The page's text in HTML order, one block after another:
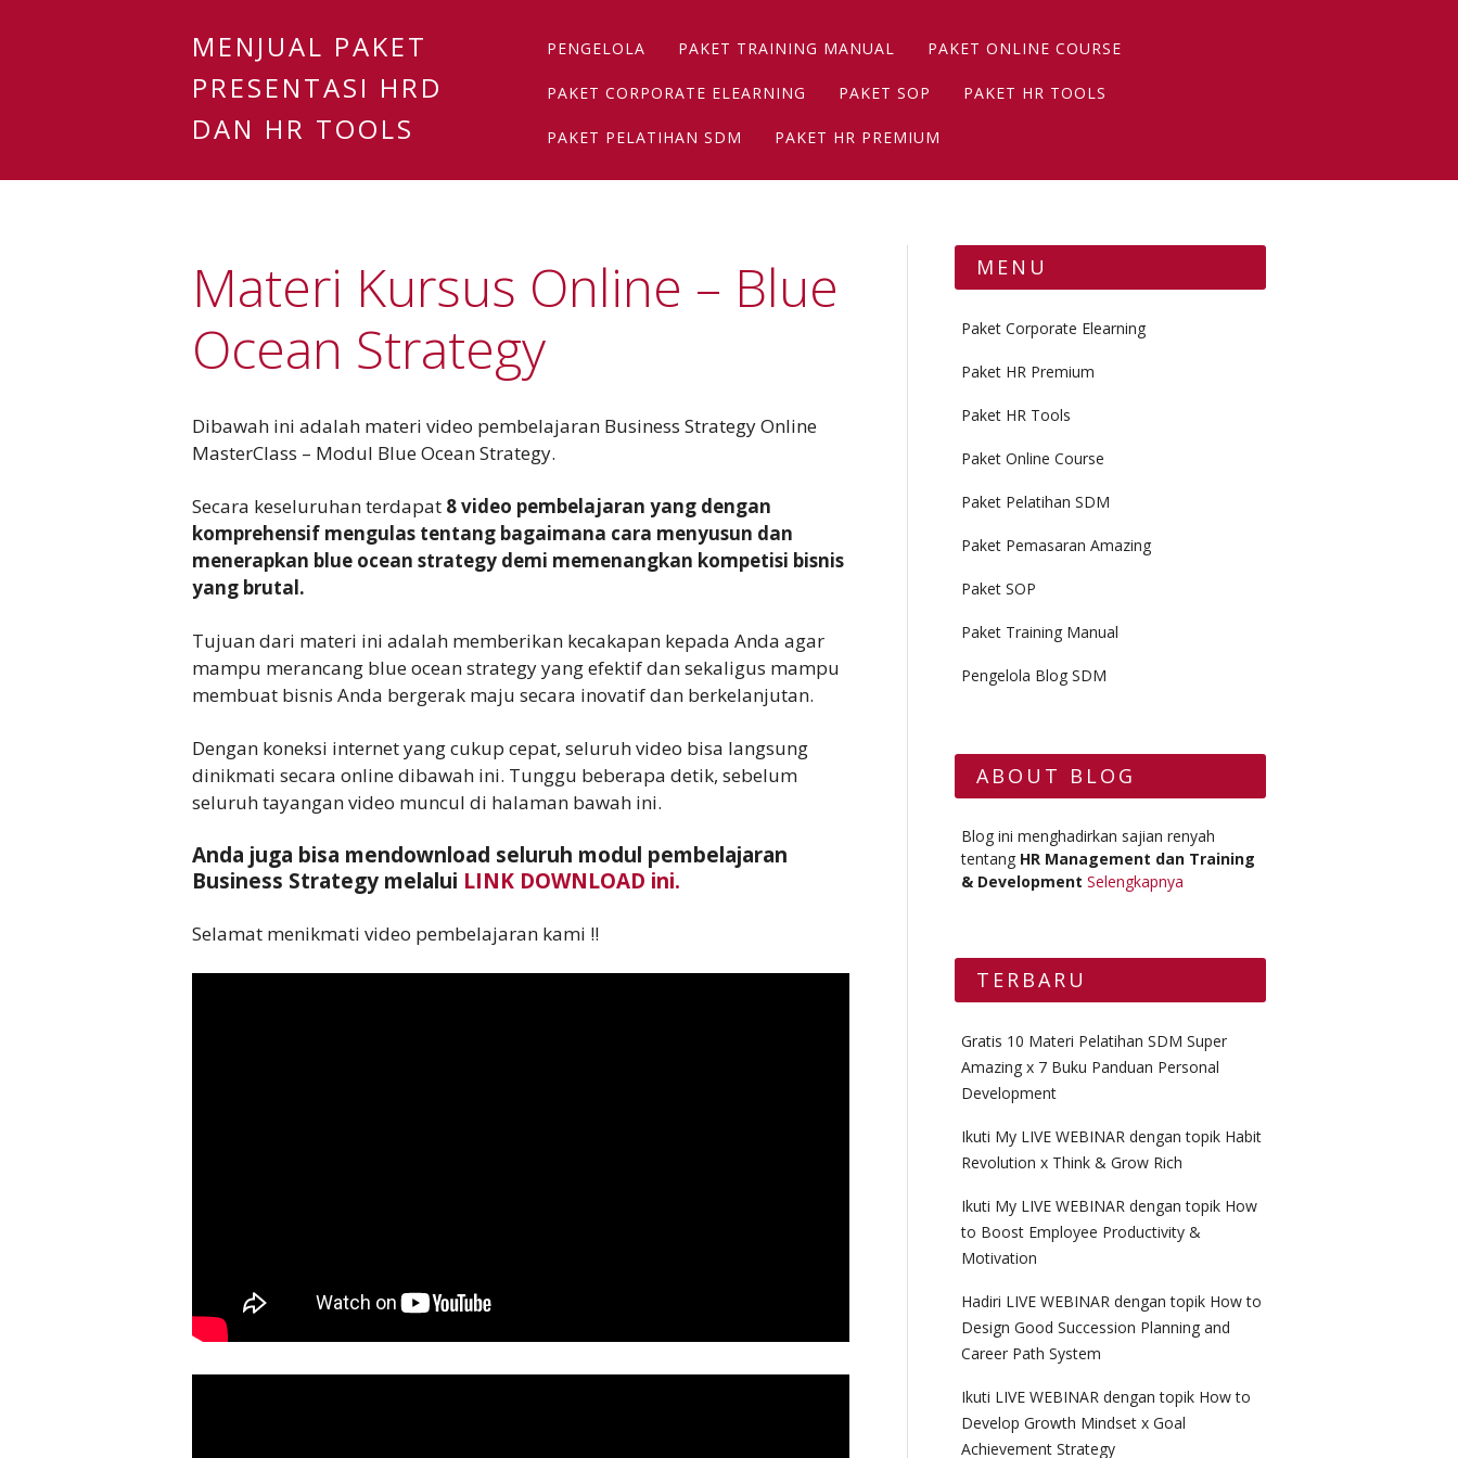
MENJUAL PAKET
PRESENTASI HRD
DAN HR TOOLS
Main menu
Skip
content
PENGELOLA PAKET TRAINING MANUAL PAKET ONLINE COURSE
PAKET CORPORATE ELEARNING PAKET SOP PAKET HR TOOLS
PAKET PELATIHAN SDM PAKET HR PREMIUM
Materi Kursus Online – Blue
Ocean Strategy
Dibawah ini adalah materi video pembelajaran Business Strategy Online
MasterClass – Modul Blue Ocean Strategy.
Secara keseluruhan terdapat 8 video pembelajaran yang dengan
komprehensif mengulas tentang bagaimana cara menyusun dan
menerapkan blue ocean strategy demi memenangkan kompetisi bisnis
yang brutal.
Tujuan dari materi ini adalah memberikan kecakapan kepada Anda agar
mampu merancang blue ocean strategy yang efektif dan sekaligus mampu
membuat bisnis Anda bergerak maju secara inovatif dan berkelanjutan.
Dengan koneksi internet yang cukup cepat, seluruh video bisa langsung
dinikmati secara online dibawah ini. Tunggu beberapa detik, sebelum
seluruh tayangan video muncul di halaman bawah ini.
Anda juga bisa mendownload seluruh modul pembelajaran
Business Strategy melalui LINK DOWNLOAD ini.
Selamat menikmati video pembelajaran kami !!
MENU
Paket Corporate Elearning
Paket HR Premium
Paket HR Tools
Paket Online Course
Paket Pelatihan SDM
Paket Pemasaran Amazing
Paket SOP
Paket Training Manual
Pengelola Blog SDM
ABOUT BLOG
Blog ini menghadirkan sajian renyah
tentang HR Management dan Training
& Development Selengkapnya
TERBARU
Gratis 10 Materi Pelatihan SDM Super
Amazing x 7 Buku Panduan Personal
Development
Ikuti My LIVE WEBINAR dengan topik Habit
Revolution x Think & Grow Rich
Ikuti My LIVE WEBINAR dengan topik How
to Boost Employee Productivity &
Motivation
Hadiri LIVE WEBINAR dengan topik How to
Design Good Succession Planning and
Career Path System
Ikuti LIVE WEBINAR dengan topik How to
Develop Growth Mindset x Goal
Achievement Strategy